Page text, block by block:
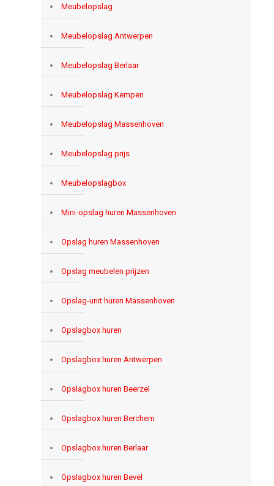
Meubelopslag
Meubelopslag Antwerpen
Meubelopslag Berlaar
Meubelopslag Kempen
Meubelopslag Massenhoven
Meubelopslag prijs
Meubelopslagbox
Mini-opslag huren Massenhoven
Opslag huren Massenhoven
Opslag meubelen prijzen
Opslag-unit huren Massenhoven
Opslagbox huren
Opslagbox huren Antwerpen
Opslagbox huren Beerzel
Opslagbox huren Berchem
Opslagbox huren Berlaar
Opslagbox huren Bevel